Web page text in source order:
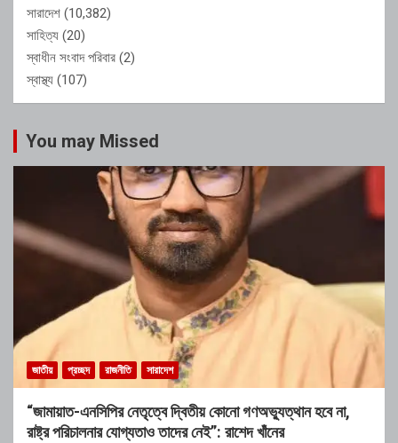
সারাদেশ (10,382)
সাহিত্য (20)
স্বাধীন সংবাদ পরিবার (2)
স্বাস্থ্য (107)
You may Missed
জাতীয় প্রচ্ছদ রাজনীতি সারাদেশ
“জামায়াত-এনসিপির নেতৃত্বে দ্বিতীয় কোনো গণঅভ্যুত্থান হবে না,
রাষ্ট্র পরিচালনার যোগ্যতাও তাদের নেই”: রাশেদ খাঁনের